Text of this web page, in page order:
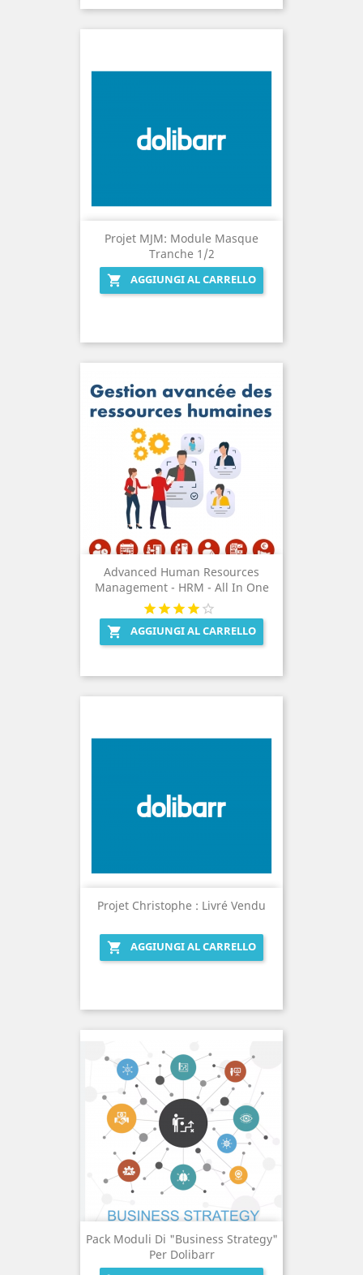
Projet MJM: Module Masque
Tranche 1/2

AGGIUNGI AL CARRELLO
Advanced Human Resources
Management - HRM - All In One
 AGGIUNGI AL CARRELLO
Projet Christophe : Livré Vendu
 AGGIUNGI AL CARRELLO
Pack Moduli Di "Business Strategy"
Per Dolibarr